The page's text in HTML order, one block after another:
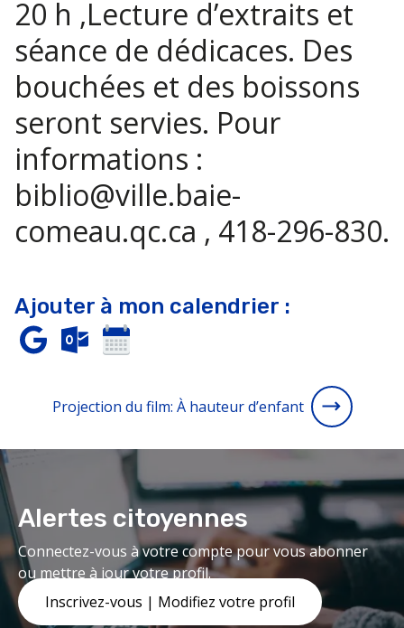
20 h ,Lecture d’extraits et
séance de dédicaces. Des
bouchées et des boissons
seront servies. Pour
informations :
biblio@ville.baie-
comeau.qc.ca , 418-296-830.
Ajouter à mon calendrier :
Projection du film: À hauteur d’enfant
Alertes citoyennes
Connectez-vous à votre compte pour vous abonner
ou mettre à jour votre profil.
Inscrivez-vous | Modifiez votre profil